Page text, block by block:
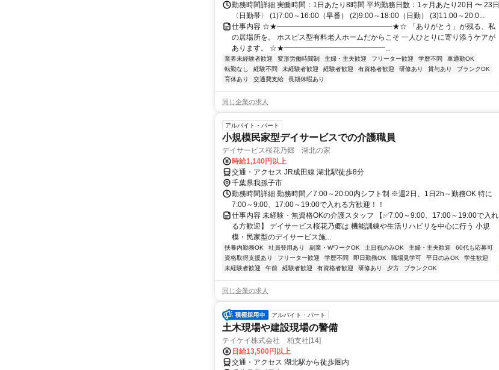
勤務時間詳細 実働時間：1日あたり8時間 平均勤務日数：1ヶ月あたり20日 〜 23日
〈日勤帯〉 (1)7:00～16:00（早番） (2)9:00～18:00（日勤） (3)11:00～20:0...
仕事内容 ☆★━━━━━━━━━━━━━━━━★☆ 「ありがとう」が残る、私
の居場所を。 ホスピス型有料老人ホームだからこそ 一人ひとりに寄り添うケアが
あります。 ☆★━━━━━━━━━━━━━━...
業界未経験者歓迎 変形労働時間制 主婦・主夫歓迎 フリーター歓迎 学歴不問
車通勤OK
転勤なし
経験不問 未経験者歓迎 経験者歓迎 有資格者歓迎 研修あり 賞与あり
ブランクOK
育休あり
交通費支給 長期休暇あり
同じ企業の求人
アルバイト・パート
小規模民家型デイサービスでの介護職員
デイサービス桜花乃郷 湖北の家
時給1,140円以上
交通・アクセス JR成田線 湖北駅徒歩8分
千葉県我孫子市
勤務時間詳細 勤務時間／7:00～20:00内シフト制 ※週2日、1日2h～勤務OK 特に
7:00～9:00、17:00～19:00で入れる方歓迎！！
仕事内容 未経験・無資格OKの介護スタッフ 【✅7:00～9:00、17:00～19:00で入れ
る方歓迎】 デイサービス桜花乃郷は 機能訓練や生活リハビリを中心に行う 小規
模・民家型のデイサービス施...
扶養内勤務OK 社員登用あり 副業・WワークOK 土日祝のみOK 主婦・主夫歓迎
60代も応募可
資格取得支援あり
フリーター歓迎 学歴不問 即日勤務OK 職場見学可 平日のみOK
学生歓迎
未経験者歓迎
午前 経験者歓迎 有資格者歓迎 研修あり 夕方 ブランクOK
同じ企業の求人
アルバイト・パート
土木現場や建設現場の警備
テイケイ株式会社 柏支社[14]
日給13,500円以上
交通・アクセス 湖北駅から徒歩圏内